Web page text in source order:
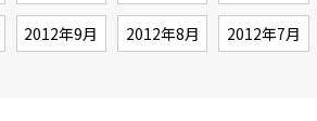
2012年9月 2012年8月 2012年7月